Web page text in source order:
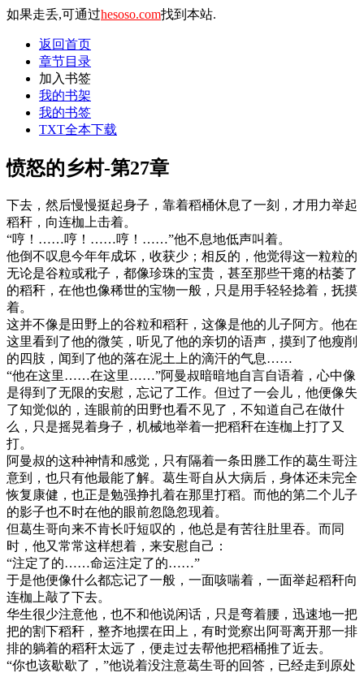
如果走丢,可通过hesoso.com找到本站.
返回首页
章节目录
加入书签
我的书架
我的书签
TXT全本下载
愤怒的乡村-第27章
下去，然后慢慢挺起身子，靠着稻桶休息了一刻，才用力举起
稻秆，向连枷上击着。
“哼！……哼！……哼！……”他不息地低声叫着。
他倒不叹息今年年成坏，收获少；相反的，他觉得这一粒粒的
无论是谷粒或秕子，都像珍珠的宝贵，甚至那些干瘪的枯萎了
的稻秆，在他也像稀世的宝物一般，只是用手轻轻捻着，抚摸
着。
这并不像是田野上的谷粒和稻秆，这像是他的儿子阿方。他在
这里看到了他的微笑，听见了他的亲切的语声，摸到了他瘦削
的四肢，闻到了他的落在泥土上的滴汗的气息……
“他在这里……在这里……”阿曼叔暗暗地自言自语着，心中像
是得到了无限的安慰，忘记了工作。但过了一会儿，他便像失
了知觉似的，连眼前的田野也看不见了，不知道自己在做什
么，只是摇晃着身子，机械地举着一把稻秆在连枷上打了又
打。
阿曼叔的这种神情和感觉，只有隔着一条田塍工作的葛生哥注
意到，也只有他最能了解。葛生哥自从大病后，身体还未完全
恢复康健，也正是勉强挣扎着在那里打稻。而他的第二个儿子
的影子也不时在他的眼前忽隐忽现着。
但葛生哥向来不肯长吁短叹的，他总是有苦往肚里吞。而同
时，他又常常这样想着，来安慰自己：
“注定了的……命运注定了的……”
于是他便像什么都忘记了一般，一面咳喘着，一面举起稻秆向
连枷上敲了下去。
华生很少注意他，也不和他说闲话，只是弯着腰，迅速地一把
把的割下稻秆，整齐地摆在田上，有时觉察出阿哥离开那一排
排的躺着的稻秆太远了，便走过去帮他把稻桶推了近去。
“你也该歇歇了，”他说着没注意葛生哥的回答，已经走到原处